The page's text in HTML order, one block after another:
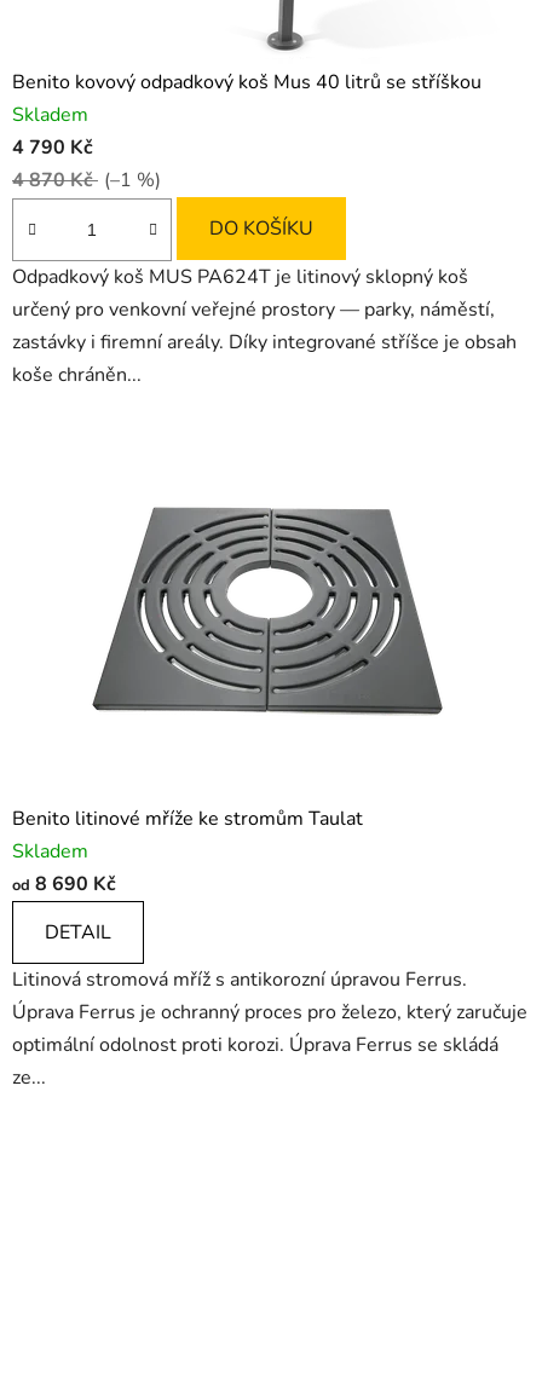
Benito kovový odpadkový koš Mus 40 litrů se stříškou
Skladem
4 790 Kč
4 870 Kč (–1 %)
DO KOŠÍKU
Odpadkový koš MUS PA624T je litinový sklopný koš
určený pro venkovní veřejné prostory — parky, náměstí,
zastávky i firemní areály. Díky integrované stříšce je obsah
koše chráněn...
Benito litinové mříže ke stromům Taulat
Skladem
od 8 690 Kč
DETAIL
Litinová stromová mříž s antikorozní úpravou Ferrus.
Úprava Ferrus je ochranný proces pro železo, který zaručuje
optimální odolnost proti korozi. Úprava Ferrus se skládá
ze...